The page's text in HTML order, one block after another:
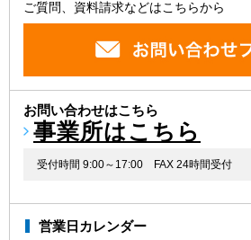
ご質問、資料請求などはこちらから
お問い合わせはこちら
事業所はこちら
受付時間 9:00～17:00 FAX 24時間受付
営業日カレンダー